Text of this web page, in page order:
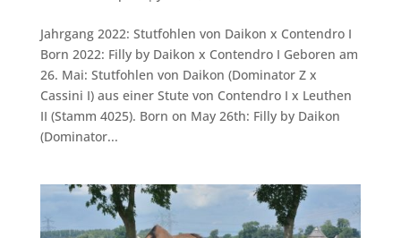
Jahrgang 2022: Stutfohlen von Daikon x Contendro I
Born 2022: Filly by Daikon x Contendro I Geboren am
26. Mai: Stutfohlen von Daikon (Dominator Z x
Cassini I) aus einer Stute von Contendro I x Leuthen
II (Stamm 4025). Born on May 26th: Filly by Daikon
(Dominator...